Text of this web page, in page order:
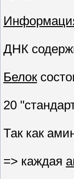
ДНК
Белок
20
Так как
=> каждая